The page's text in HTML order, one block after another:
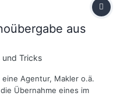
aus
und Tricks
Agentur, Makler o.ä.
Übernahme eines im